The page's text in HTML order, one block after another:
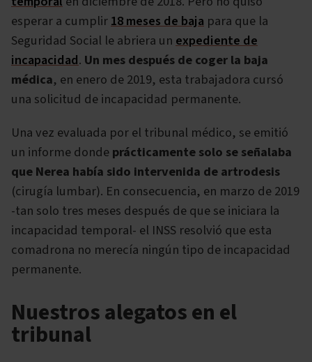
esperar a cumplir18 meses de baja para que la
Seguridad Social le abriera un expediente de
incapacidad. Un mes después de coger la baja
médica, en enero de 2019, esta trabajadora cursó
una solicitud de incapacidad permanente.
Una vez evaluada por el tribunal médico, se emitió
un informe dondeprácticamente solo se señalaba
que Nerea había sido intervenida de artrodesis
(cirugía lumbar). En consecuencia, en marzo de 2019
-tan solo tres meses después de que se iniciara la
incapacidad temporal- el INSS resolvió que esta
comadrona no merecía ningún tipo de incapacidad
permanente.
Nuestros alegatos en el
tribunal